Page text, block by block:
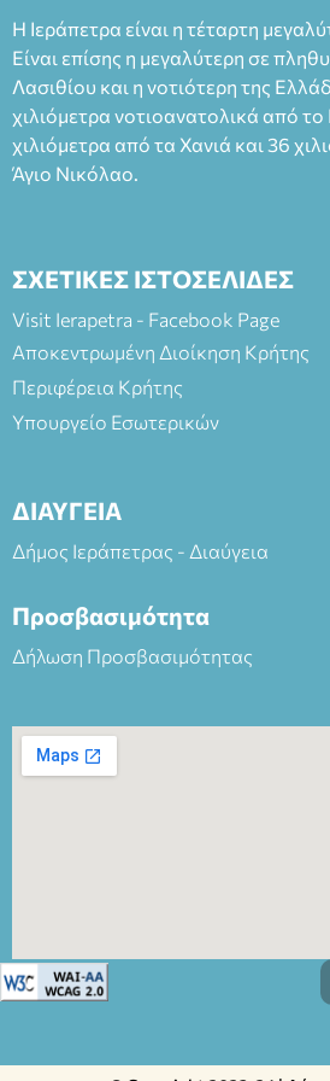
άνω των 65 Προπώληση:
Πλαστήρα), E&G Mini market
και στο more.com Χώρος: 3ο
(Είσοδος ΕΠΑ.Λ.) Έναρξη 21:15
ΘΕΑΤΡΙΚΕΣ ΠΑΡΑΓΩΓΕΣ ΕΕ
Η Ιεράπετρα είναι η τέταρτη
Είναι επίσης η μεγαλύτερη σε
Λασιθίου και η νοτιότερη της
χιλιόμετρα νοτιοανατολικά από
χιλιόμετρα από τα Χανιά και 36
Άγιο Νικόλαο.
ΣΧΕΤΙΚΕΣ ΙΣΤΟΣΕΛΙΔΕΣ
Visit Ierapetra - Facebook Page
Αποκεντρωμένη Διοίκηση Κρήτης
Περιφέρεια Κρήτης
Υπουργείο Εσωτερικών
ΔΙΑΥΓΕΙΑ
Δήμος Ιεράπετρας - Διαύγεια
Προσβασιμότητα
Δήλωση Προσβασιμότητας